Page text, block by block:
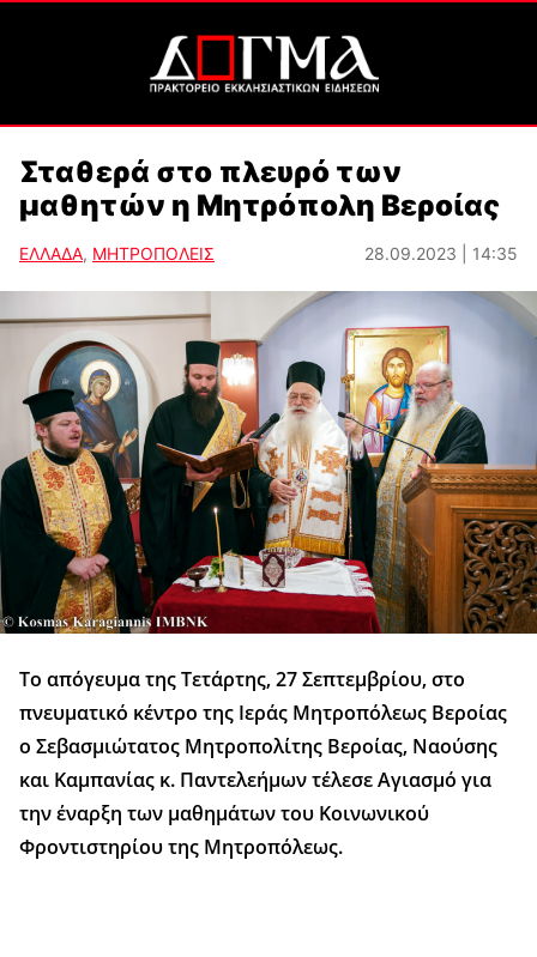
Σταθερά στο πλευρό των
μαθητών η Μητρόπολη Βεροίας
ΕΛΛΑΔΑ, ΜΗΤΡΟΠΟΛΕΙΣ 28.09.2023 | 14:35
Το απόγευμα της Τετάρτης, 27 Σεπτεμβρίου, στο
πνευματικό κέντρο της Ιεράς Μητροπόλεως Βεροίας
ο Σεβασμιώτατος Μητροπολίτης Βεροίας, Ναούσης
και Καμπανίας κ. Παντελεήμων τέλεσε Αγιασμό για
την έναρξη των μαθημάτων του Κοινωνικού
Φροντιστηρίου της Μητροπόλεως.